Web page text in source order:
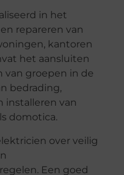
in het
repareren van
kantoren
het aansluiten
van groepen in de
bedrading,
installeren van
domotica.
over veilig
Een goed